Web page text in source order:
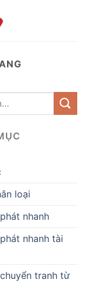
loại
nhanh
nhanh tài
tranh từ